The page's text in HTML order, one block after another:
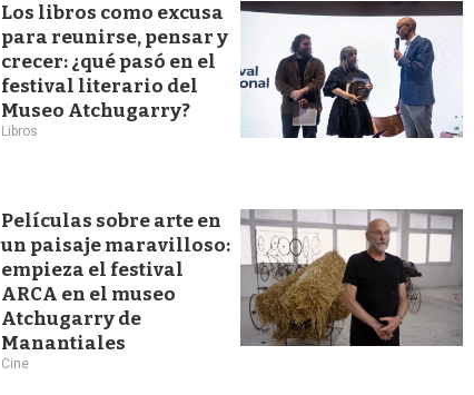
Los libros como excusa
para reunirse, pensar y
crecer: ¿qué pasó en el
festival literario del
Museo Atchugarry?
Libros
Películas sobre arte en
un paisaje maravilloso:
empieza el festival
ARCA en el museo
Atchugarry de
Manantiales
Cine